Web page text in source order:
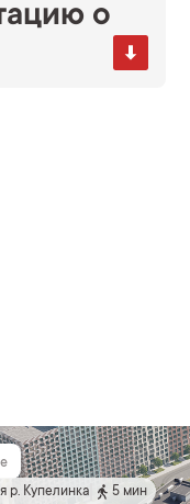
о
р. Купелинка
5 мин